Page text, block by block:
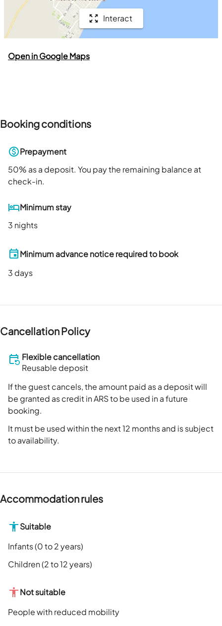
Interact
Open in Google Maps
Booking conditions
Prepayment
50% as a deposit. You pay the remaining balance at
check-in.
Minimum stay
3 nights
Minimum advance notice required to book
3 days
Cancellation Policy
Flexible cancellation
Reusable deposit
If the guest cancels, the amount paid as a deposit will
be granted as credit in ARS to be used in a future
booking.
It must be used within the next 12 months and is subject
to availability.
Accommodation rules
Suitable
Infants (0 to 2 years)
Children (2 to 12 years)
Not suitable
People with reduced mobility